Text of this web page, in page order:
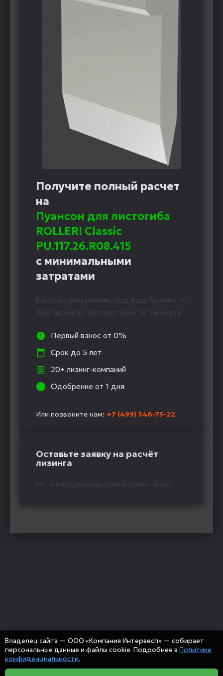
Получите полный расчет
на
Пуансон для листогиба
ROLLERI Classic
PU.117.26.R08.415
с минимальными
затратами
Рассчитаем лизинг под ваш бизнес —
без звонков, бесплатно и за 1 минуту
Первый взнос от 0%
Срок до 5 лет
20+ лизинг-компаний
Одобрение от 1 дня
Или позвоните нам: +7 (499) 346-75-22
Оставьте заявку на расчёт
лизинга
Мы не передаём ваши данные третьим лицам
Владелец сайта — ООО «Компания Интервесп» — собирает
персональные данные и файлы cookie. Подробнее в Политике
конфиденциальности.